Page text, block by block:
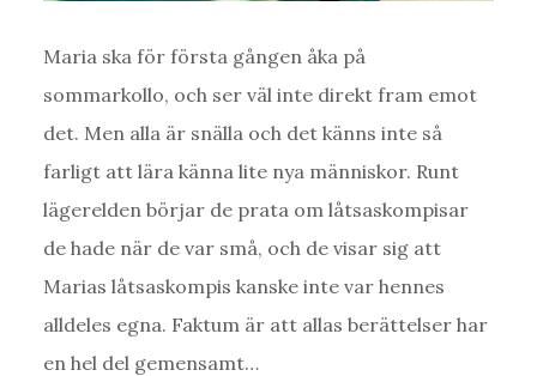
Maria ska för första gången åka på
sommarkollo, och ser väl inte direkt fram emot
det. Men alla är snälla och det känns inte så
farligt att lära känna lite nya människor. Runt
lägerelden börjar de prata om låtsaskompisar
de hade när de var små, och de visar sig att
Marias låtsaskompis kanske inte var hennes
alldeles egna. Faktum är att allas berättelser har
en hel del gemensamt…